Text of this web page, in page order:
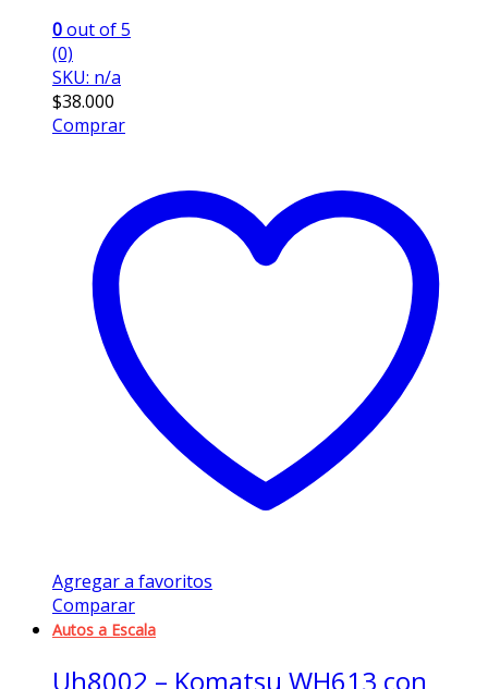
0out of 5
(0)
SKU: n/a
$38.000
Comprar
Agregar a favoritos
Comparar
Autos a Escala
Uh8002 – Komatsu WH613 con